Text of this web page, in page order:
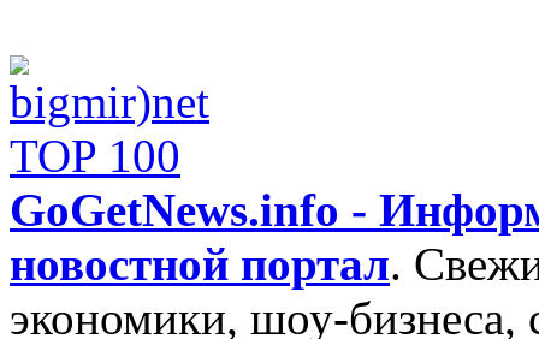
GoGetNews.info -
новостной портал.
экономики, шоу-бизнеса,